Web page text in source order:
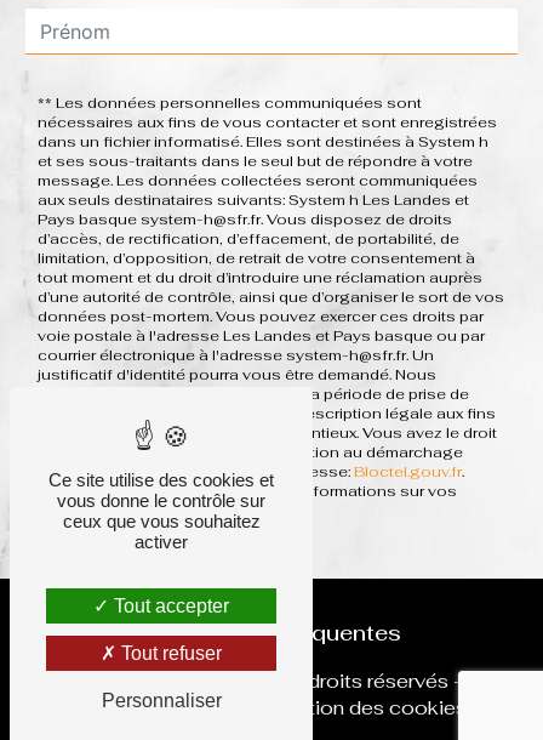
** Les données personnelles communiquées sont
nécessaires aux fins de vous contacter et sont enregistrées
dans un fichier informatisé. Elles sont destinées à System h
et ses sous-traitants dans le seul but de répondre à votre
message. Les données collectées seront communiquées
aux seuls destinataires suivants: System h Les Landes et
Pays basque system-h@sfr.fr. Vous disposez de droits
d’accès, de rectification, d’effacement, de portabilité, de
limitation, d’opposition, de retrait de votre consentement à
tout moment et du droit d’introduire une réclamation auprès
d’une autorité de contrôle, ainsi que d’organiser le sort de vos
données post-mortem. Vous pouvez exercer ces droits par
voie postale à l'adresse Les Landes et Pays basque ou par
courrier électronique à l'adresse system-h@sfr.fr. Un
justificatif d'identité pourra vous être demandé. Nous
conservons vos données pendant la période de prise de
contact puis pendant la durée de prescription légale aux fins
probatoires et de gestion des contentieux. Vous avez le droit
de vous inscrire sur la liste d'opposition au démarchage
téléphonique, disponible à cette adresse:Bloctel.gouv.fr.
Consultez le site cnil.fr pour plus d’informations sur vos
droits.
Recherches fréquentes
- 2026 - Tous droits réservés -
Mentions légales
Gestion des cookies
Ce site utilise des cookies et
vous donne le contrôle sur
ceux que vous souhaitez
activer
Tout accepter
Tout refuser
Personnaliser